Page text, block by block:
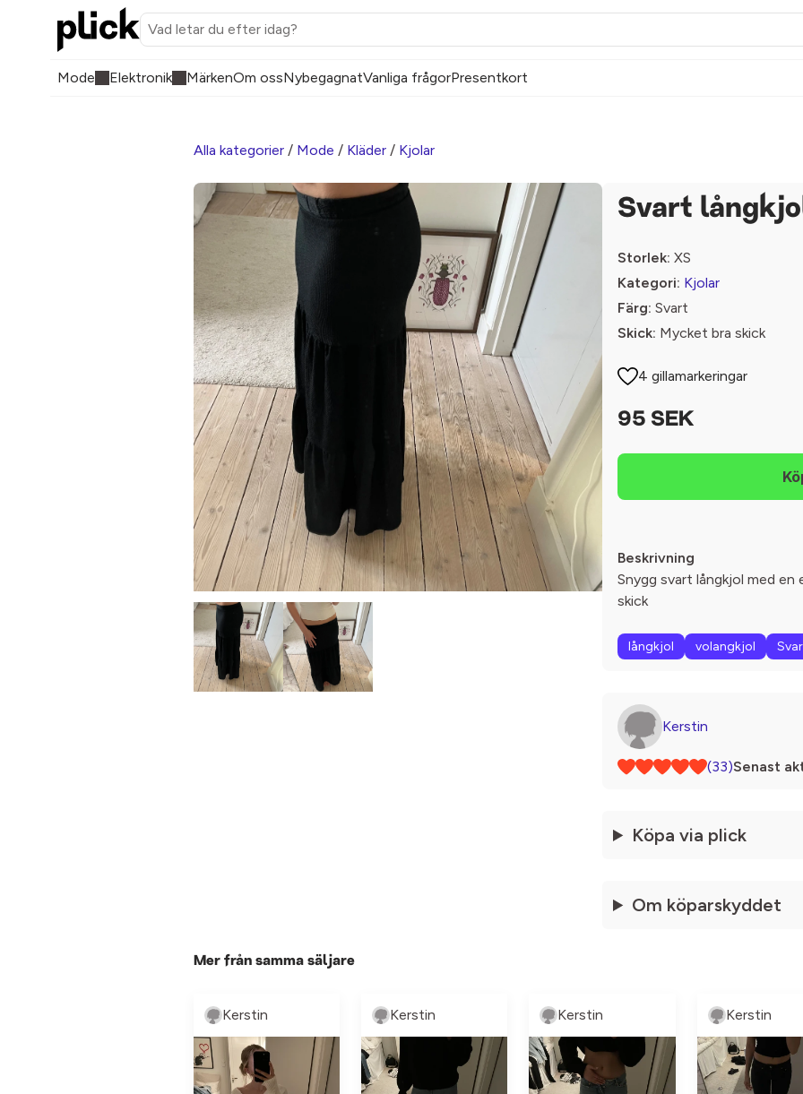
Mode Elektronik MärkenOm ossNybegagnatVanliga frågorPresentkort
Alla kategorier / Mode / Kläder / Kjolar
Svart
Storlek: XS
Kategori: Kjolar
Färg: Svart
Skick: Mycket bra skick
4 gillamarkeringar
95 SEK
Beskrivning
Snygg svart långkjol med
skick
långkjol volangkjol
Kerstin
(33)Senast
Köpa via plick
Om köparskyddet
Mer från samma säljare
Kerstin Kerstin Kerstin Kerstin